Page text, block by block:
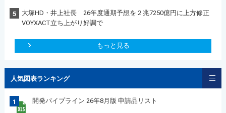
5
大塚HD・井上社長 26年度通期予想を２兆7250億円に上方修正
VOYXACT立ち上がり好調で
もっと見る
人気図表ランキング
1 開発パイプライン 26年8月版 申請品リスト